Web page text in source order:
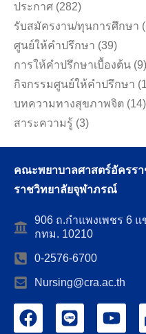
ประกาศ (282)
รับสมัครงาน/ทุนการศึกษา
ศูนย์ให้คำปรึกษา (39)
การให้คำปรึกษาเบื้องต้น (9)
กิจกรรมศูนย์ให้คำปรึกษา
บทความทางสุขภาพจิต (14)
สาระความรู้ (3)
คณะพยาบาลศาสตร์อัครร
ราชวิทยาลัยจุฬาภรณ์
906 ถ.กำแพงเพชร 6
กทม. 10210
0-2576-6700
Nursing@cra.ac.th